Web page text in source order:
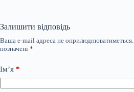
Залишити відповідь
Ваша e-mail адреса не оприлюднюватиметься.
позначені *
Ім’я *